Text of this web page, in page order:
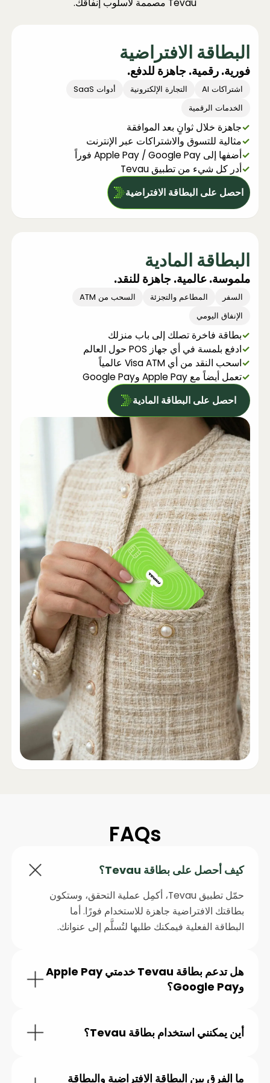
البطاقة الافتراضية
فورية. رقمية. جاهزة للدفع.
اشتراكات AI التجارة الإلكترونية
أدوات SaaS
الخدمات الرقمية
✓جاهزة خلال ثوانٍ بعد الموافقة
✓مثالية للتسوق والاشتراكات عبر الإنترنت
✓أضفها إلى Apple Pay / Google Pay فوراً
✓أدر كل شيء من تطبيق Tevau
احصل على البطاقة الافتراضية
البطاقة المادية
ملموسة. عالمية. جاهزة للنقد.
السفر المطاعم والتجزئة
السحب من ATM
الإنفاق اليومي
✓بطاقة فاخرة تصلك إلى باب منزلك
✓ادفع بلمسة في أي جهاز POS حول العالم
✓اسحب النقد من أي Visa ATM عالمياً
✓تعمل أيضاً مع Apple Pay وGoogle Pay
احصل على البطاقة المادية
FAQs
كيف أحصل على بطاقة Tevau؟
حمّل تطبيق Tevau، أكمِل عملية التحقق، وستكون
بطاقتك الافتراضية جاهزة للاستخدام فورًا. أما
البطاقة الفعلية فيمكنك طلبها لتُسلَّم إلى عنوانك.
هل تدعم بطاقة Tevau خدمتي Apple Pay
وGoogle Pay؟
Google Pay لإجراء المدفوعات اللاتلامسية
أين يمكنني استخدام بطاقة Tevau؟
Visa — اشتراكات الذكاء الاصطناعي وSaaS (مثلما الفرق بين البطاقة الافتراضية والبطاقة